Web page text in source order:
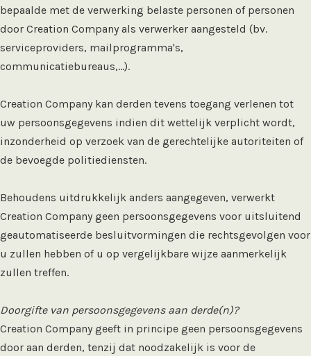
bepaalde met de verwerking belaste personen of personen
door Creation Company als verwerker aangesteld (bv.
serviceproviders, mailprogramma's,
communicatiebureaus,...).
Creation Company kan derden tevens toegang verlenen tot
uw persoonsgegevens indien dit wettelijk verplicht wordt,
inzonderheid op verzoek van de gerechtelijke autoriteiten of
de bevoegde politiediensten.
Behoudens uitdrukkelijk anders aangegeven, verwerkt
Creation Company geen persoonsgegevens voor uitsluitend
geautomatiseerde besluitvormingen die rechtsgevolgen voor
u zullen hebben of u op vergelijkbare wijze aanmerkelijk
zullen treffen.
Doorgifte van persoonsgegevens aan derde(n)?
Creation Company geeft in principe geen persoonsgegevens
door aan derden, tenzij dat noodzakelijk is voor de